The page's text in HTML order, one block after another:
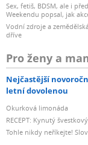
Sex, fetiš, BDSM, ale i
Weekendu popsal, jak
Vodní zdroje a
dříve
Pro ženy a
Nejčastější
letní dovolenou
Okurková limonáda
RECEPT: Kynutý
Tohle nikdy neříkejte!